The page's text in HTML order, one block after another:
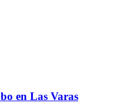
en Las Varas